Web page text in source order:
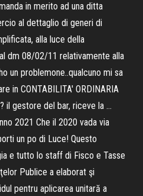
in merito ad una ditta
al dettaglio di generi di
alla luce della
dm 08/02/11 relativamente alla
un problemone..qualcuno mi sa
in CONTABILITA' ORDINARIA
il gestore del bar, riceve la …
2021 Che il 2020 vada via
un po di Luce! Questo
e tutto lo staff di Fisco e Tasse
Publice a elaborat şi
pentru aplicarea unitară a